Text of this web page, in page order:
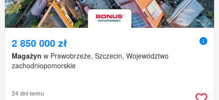
2 850 000 zł
Magażyn w Prawobrzeże, Szczecin, Województwo
zachodniopomorskie
24 dni temu